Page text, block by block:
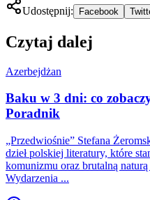
Udostępnij: Facebook
Czytaj dalej
Azerbejdżan
Baku w 3 dni: co
Poradnik
„Przedwiośnie” Stefana
dzieł polskiej literatury, które
komunizmu oraz brutalną
Wydarzenia ...